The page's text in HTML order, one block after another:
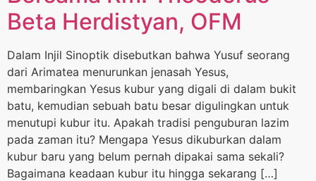
Beta Herdistyan, OFM
Dalam Injil Sinoptik disebutkan bahwa Yusuf seorang
dari Arimatea menurunkan jenasah Yesus,
membaringkan Yesus kubur yang digali di dalam bukit
batu, kemudian sebuah batu besar digulingkan untuk
menutupi kubur itu. Apakah tradisi penguburan lazim
pada zaman itu? Mengapa Yesus dikuburkan dalam
kubur baru yang belum pernah dipakai sama sekali?
Bagaimana keadaan kubur itu hingga sekarang […]